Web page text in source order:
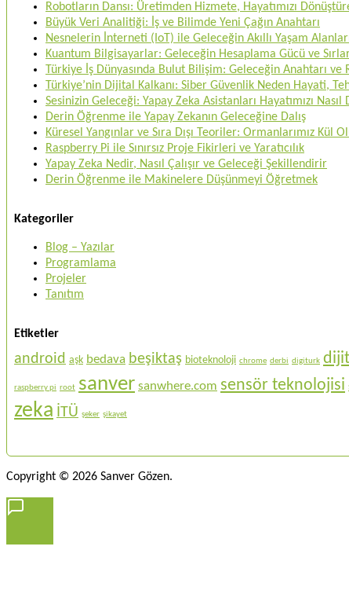
Robotların Dansı: Üretimden Hizmete, Hayatımızı
Büyük Veri Analitiği: İş ve Bilimde Yeni Çağın Anahtarı
Nesnelerin İnterneti (IoT) ile Geleceğin Akıllı Yaşam
Kuantum Bilgisayarlar: Geleceğin Hesaplama Gücü ve
Türkiye İş Dünyasında Bulut Bilişim: Geleceğin Anahtarı ve
Türkiye’nin Dijital Kalkanı: Siber Güvenlik Neden Hayati,
Sesinizin Geleceği: Yapay Zeka Asistanları Hayatımızı
Derin Öğrenme ile Yapay Zekanın Geleceğine Dalış
Küresel Yangınlar ve Sıra Dışı Teoriler: Ormanlarımız Kül
Raspberry Pi ile Sınırsız Proje Fikirleri ve Yaratıcılık
Yapay Zeka Nedir, Nasıl Çalışır ve Geleceği Şekillendirir
Derin Öğrenme ile Makinelere Düşünmeyi Öğretmek
Kategoriler
Blog – Yazılar
Programlama
Projeler
Tanıtım
Etiketler
android aşk bedava beşiktaş bioteknoloji chrome derbi digiturk
raspberry pi root sanver sanwhere.com sensör teknolojisi
zeka İTÜ şeker şikayet
Copyright © 2026 Sanver Gözen.